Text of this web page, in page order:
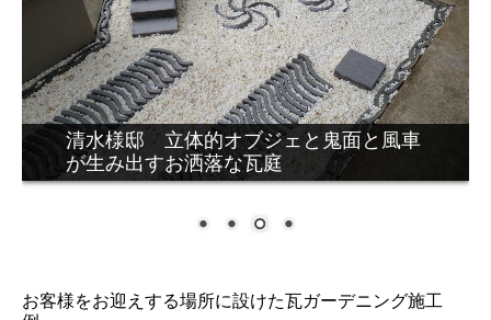
清水様邸 瓦の形状を活かした土留と玉
砂利が作りだす瓦庭
お客様をお迎えする場所に設けた瓦ガーデニング施工